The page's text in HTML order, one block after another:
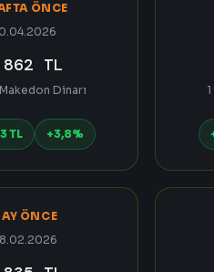
ÖNCE
TL
Dinarı
TL +3,8%
ÖNCE